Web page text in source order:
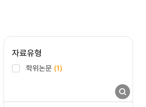
자료유형
학위논문 (1)